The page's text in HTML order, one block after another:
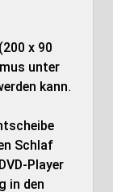
x 90
unter
kann.
Schlaf
Player
in den